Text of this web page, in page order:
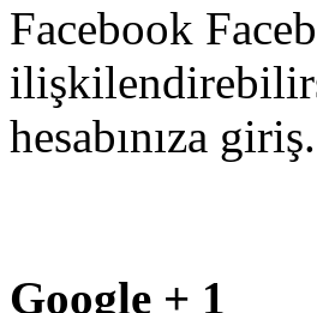
Facebook
hesabınıza giriş.
Google + 1